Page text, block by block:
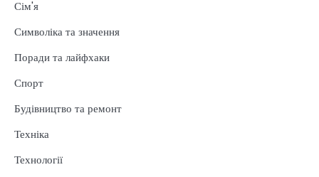
Сім'я
Символіка та значення
Поради та лайфхаки
Спорт
Будівництво та ремонт
Техніка
Технології